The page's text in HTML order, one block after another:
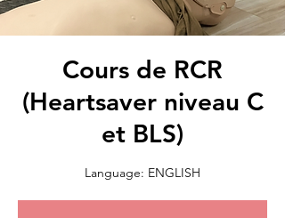
Cours de RCR
(Heartsaver niveau C
et BLS)
Language: ENGLISH